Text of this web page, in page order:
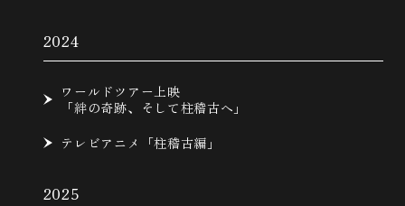
2024
ワールドツアー上映
「絆の奇跡、そして柱稽古へ」
テレビアニメ「柱稽古編」
2025